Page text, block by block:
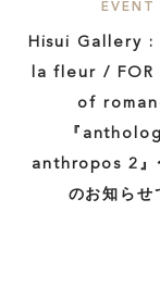
EVENT
Hisui Gallery :
la fleur / FOR
of
『
anthropos 2』
のお知らせ